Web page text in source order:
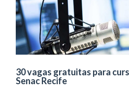
30 vagas gratuitas para
Senac Recife